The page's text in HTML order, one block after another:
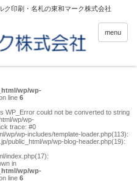
ク印刷・名札の東和マーク株式会社
menu
wp/wp-
line 6
WP_Error could not be converted to string
wp/wp-
trace: #0
wp/wp-includes/template-loader.php(113):
public_html/wp/wp-blog-header.php(19):
index.php(17):
in
wp/wp-
line 6